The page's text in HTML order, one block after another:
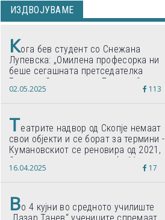
ИЗДВОЈУВАМЕ
Кога бев студент со Снежана
Лупевска: „Омилена професорка ни
беше сегашната претседателка
Гордана Сиљановска-Давкова“
02.05.2025 113
Театрите надвор од Скопје немаат
свои објекти и се борат за термини -
Кумановскиот се реновира од 2021,
Струмичкиот се гради веќе 11 години
16.04.2025 17
Во 4 кујни во средното училиште